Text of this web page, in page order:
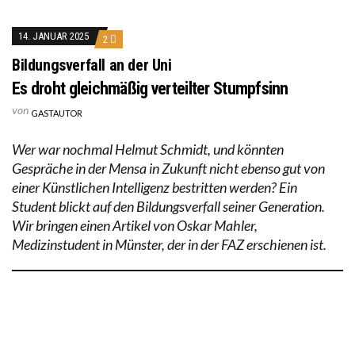
14. JANUAR 2025 2
Bildungsverfall an der Uni
Es droht gleichmäßig verteilter Stumpfsinn
von GASTAUTOR
Wer war nochmal Helmut Schmidt, und könnten
Gespräche in der Mensa in Zukunft nicht ebenso gut von
einer Künstlichen Intelligenz bestritten werden? Ein
Student blickt auf den Bildungsverfall seiner Generation.
Wir bringen einen Artikel von Oskar Mahler,
Medizinstudent in Münster, der in der FAZ erschienen ist.